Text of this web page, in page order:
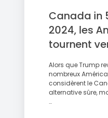
Canada
Canada in
2024, les
tournent
Alors que Trump
nombreux
considèrent le
alternative sûre,
…